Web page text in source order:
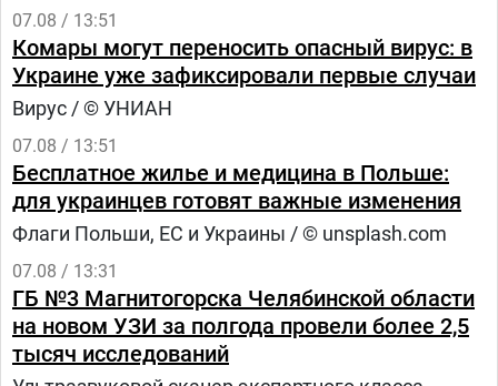
07.08 / 13:51
Комары могут переносить опасный вирус: в
Украине уже зафиксировали первые случаи
Вирус / © УНИАН
07.08 / 13:51
Бесплатное жилье и медицина в Польше:
для украинцев готовят важные изменения
Флаги Польши, ЕС и Украины / © unsplash.com
07.08 / 13:31
ГБ №3 Магнитогорска Челябинской области
на новом УЗИ за полгода провели более 2,5
тысяч исследований